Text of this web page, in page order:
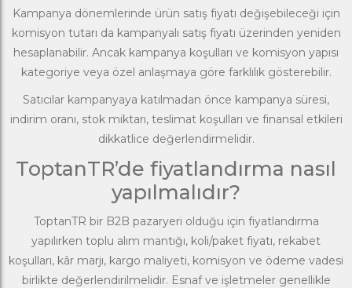
Kampanya dönemlerinde ürün satış fiyatı değişebileceği için
komisyon tutarı da kampanyalı satış fiyatı üzerinden yeniden
hesaplanabilir. Ancak kampanya koşulları ve komisyon yapısı
kategoriye veya özel anlaşmaya göre farklılık gösterebilir.
Satıcılar kampanyaya katılmadan önce kampanya süresi,
indirim oranı, stok miktarı, teslimat koşulları ve finansal etkileri
dikkatlice değerlendirmelidir.
ToptanTR’de fiyatlandırma nasıl
yapılmalıdır?
ToptanTR bir B2B pazaryeri olduğu için fiyatlandırma
yapılırken toplu alım mantığı, koli/paket fiyatı, rekabet
koşulları, kâr marjı, kargo maliyeti, komisyon ve ödeme vadesi
birlikte değerlendirilmelidir. Esnaf ve işletmeler genellikle